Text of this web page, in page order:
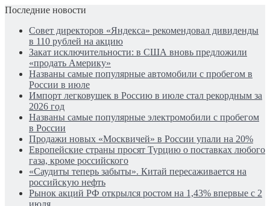
Последние новости
Совет директоров «Яндекса» рекомендовал дивиденды
в 110 рублей на акцию
Закат исключительности: в США вновь предложили
«продать Америку»
Названы самые популярные автомобили с пробегом в
России в июле
Импорт легковушек в Россию в июле стал рекордным за
2026 год
Названы самые популярные электромобили с пробегом
в России
Продажи новых «Москвичей» в России упали на 20%
Европейские страны просят Турцию о поставках любого
газа, кроме российского
«Саудиты теперь забыты». Китай пересаживается на
российскую нефть
Рынок акций РФ открылся ростом на 1,43% впервые с 2
июля